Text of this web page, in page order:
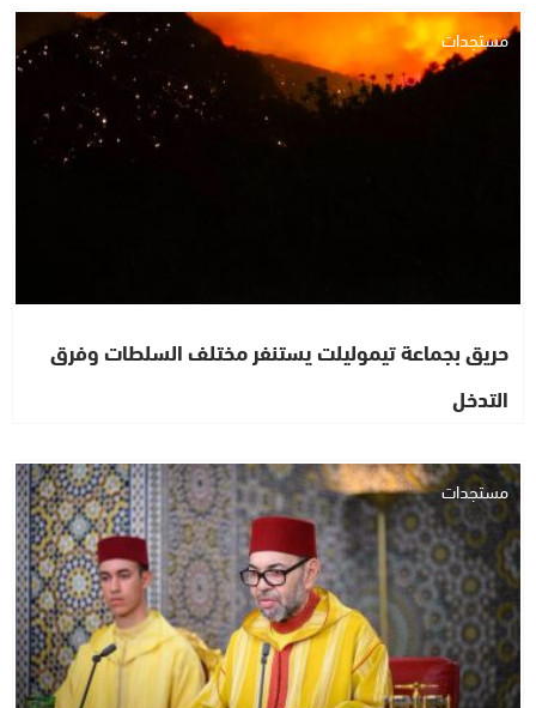
مستجدات
حريق بجماعة تيموليلت يستنفر مختلف السلطات وفرق
التدخل
مستجدات